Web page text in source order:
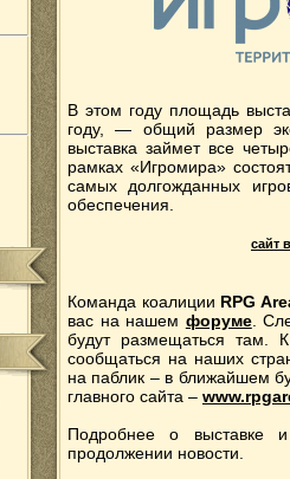
В этом году площадь
году, — общий размер
выставка займет все
рамках «Игромира»
самых долгожданных
обеспечения.
сайт
Команда коалиции RPG
вас на нашем форуме.
будут размещаться
сообщаться на наших
на паблик – в ближайшем
главного сайта –
Подробнее о выставке
продолжении новости.